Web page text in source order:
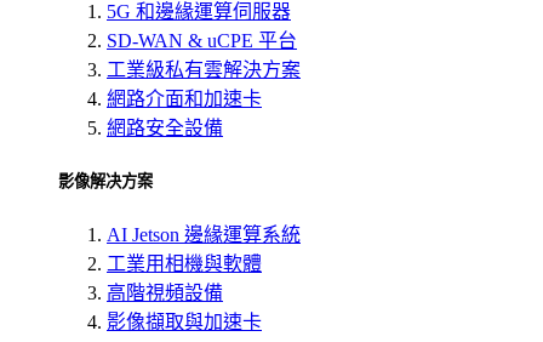
5G 和邊緣運算伺服器
SD-WAN & uCPE 平台
工業級私有雲解決方案
網路介面和加速卡
網路安全設備
影像解决方案
AI Jetson 邊緣運算系統
工業用相機與軟體
高階視頻設備
影像擷取與加速卡